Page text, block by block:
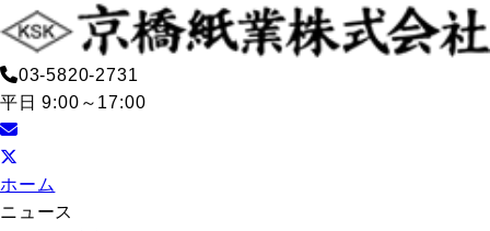
03-5820-2731
平日 9:00～17:00
ホーム
ニュース